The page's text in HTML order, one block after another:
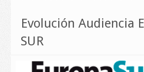
Evolución Audiencia
SUR